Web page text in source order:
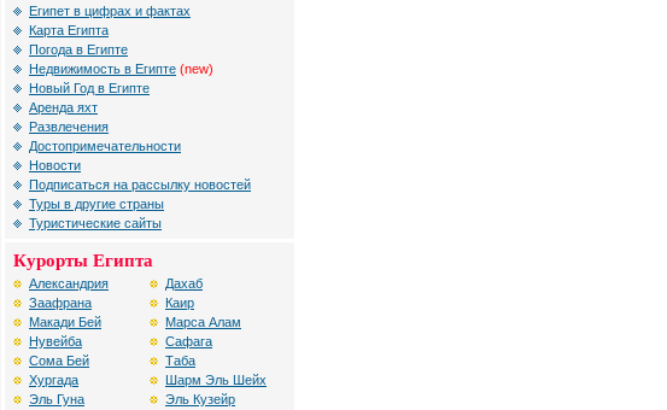
Египет в цифрах и фактах
Карта Египта
Погода в Египте
Недвижимость в Египте (new)
Новый Год в Египте
Аренда яхт
Развлечения
Достопримечательности
Новости
Подписаться на рассылку новостей
Туры в другие страны
Туристические сайты
Курорты Египта
Александрия
Заафрана
Макади Бей
Нувейба
Сома Бей
Хургада
Эль Гуна
Дахаб
Каир
Марса Алам
Сафага
Таба
Шарм Эль Шейх
Эль Кузейр